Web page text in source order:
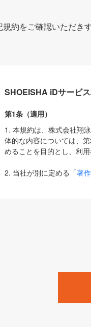
規約をご確認いただき
SHOEISHA iDサービ
第1条（適用）
1. 本規約は、株式会社翔
体的な内容については、
めることを目的とし、利
2. 当社が別に定める「著
は、本規約の規定が優先
1. 「本サービス」とは、
みます）及びこれらサー
「SEBook」「SEShop